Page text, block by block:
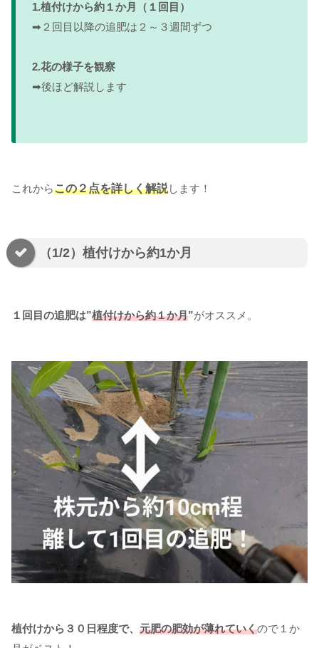
1.植付けから約１か月（１回目）
➡２回目以降の追肥は２～３週間ずつ
2.花の様子を観察
➡後ほど解説します
これからこの２点を詳しく解説します！
（1/2）植付けから約1か月
１回目の追肥は”植付けから約１か月”がオススメ。
植付けから３０日程度で、 元肥の肥効が薄れていくので１か